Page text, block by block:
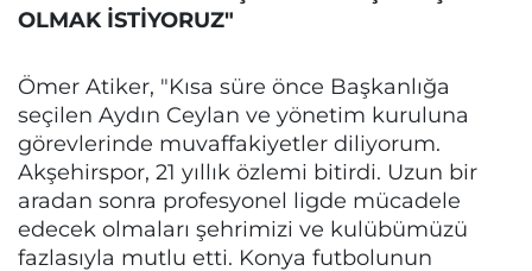
OLMAK İSTİYORUZ"
Ömer Atiker, "Kısa süre önce Başkanlığa
seçilen Aydın Ceylan ve yönetim kuruluna
görevlerinde muvaffakiyetler diliyorum.
Akşehirspor, 21 yıllık özlemi bitirdi. Uzun bir
aradan sonra profesyonel ligde mücadele
edecek olmaları şehrimizi ve kulübümüzü
fazlasıyla mutlu etti. Konya futbolunun